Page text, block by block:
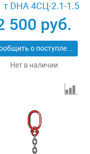
т DHA 4СЦ-2.1-1.5
500 руб.
Сообщить о поступлении
Нет в наличии